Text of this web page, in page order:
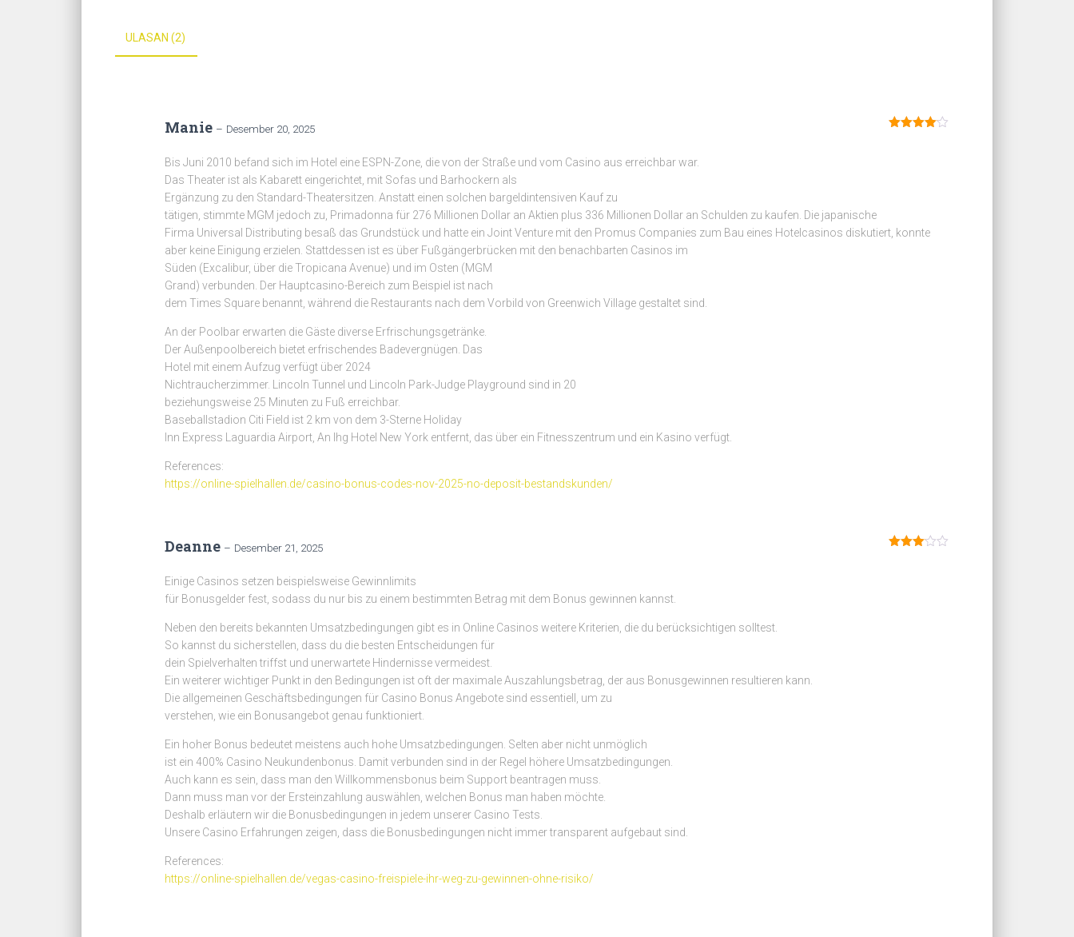
ULASAN (2)
Manie – Desember 20, 2025
Bis Juni 2010 befand sich im Hotel eine ESPN-Zone, die von der Straße und vom Casino aus erreichbar war.
Das Theater ist als Kabarett eingerichtet, mit Sofas und Barhockern als
Ergänzung zu den Standard-Theatersitzen. Anstatt einen solchen bargeldintensiven Kauf zu
tätigen, stimmte MGM jedoch zu, Primadonna für 276 Millionen Dollar an Aktien plus 336 Millionen Dollar an Schulden zu kaufen. Die japanische
Firma Universal Distributing besaß das Grundstück und hatte ein Joint Venture mit den Promus Companies zum Bau eines Hotelcasinos diskutiert, konnte
aber keine Einigung erzielen. Stattdessen ist es über Fußgängerbrücken mit den benachbarten Casinos im
Süden (Excalibur, über die Tropicana Avenue) und im Osten (MGM
Grand) verbunden. Der Hauptcasino-Bereich zum Beispiel ist nach
dem Times Square benannt, während die Restaurants nach dem Vorbild von Greenwich Village gestaltet sind.
An der Poolbar erwarten die Gäste diverse Erfrischungsgetränke.
Der Außenpoolbereich bietet erfrischendes Badevergnügen. Das
Hotel mit einem Aufzug verfügt über 2024
Nichtraucherzimmer. Lincoln Tunnel und Lincoln Park-Judge Playground sind in 20
beziehungsweise 25 Minuten zu Fuß erreichbar.
Baseballstadion Citi Field ist 2 km von dem 3-Sterne Holiday
Inn Express Laguardia Airport, An Ihg Hotel New York entfernt, das über ein Fitnesszentrum und ein Kasino verfügt.
References:
https://online-spielhallen.de/casino-bonus-codes-nov-2025-no-deposit-bestandskunden/
Deanne – Desember 21, 2025
Einige Casinos setzen beispielsweise Gewinnlimits
für Bonusgelder fest, sodass du nur bis zu einem bestimmten Betrag mit dem Bonus gewinnen kannst.
Neben den bereits bekannten Umsatzbedingungen gibt es in Online Casinos weitere Kriterien, die du berücksichtigen solltest.
So kannst du sicherstellen, dass du die besten Entscheidungen für
dein Spielverhalten triffst und unerwartete Hindernisse vermeidest.
Ein weiterer wichtiger Punkt in den Bedingungen ist oft der maximale Auszahlungsbetrag, der aus Bonusgewinnen resultieren kann.
Die allgemeinen Geschäftsbedingungen für Casino Bonus Angebote sind essentiell, um zu
verstehen, wie ein Bonusangebot genau funktioniert.
Ein hoher Bonus bedeutet meistens auch hohe Umsatzbedingungen. Selten aber nicht unmöglich
ist ein 400% Casino Neukundenbonus. Damit verbunden sind in der Regel höhere Umsatzbedingungen.
Auch kann es sein, dass man den Willkommensbonus beim Support beantragen muss.
Dann muss man vor der Ersteinzahlung auswählen, welchen Bonus man haben möchte.
Deshalb erläutern wir die Bonusbedingungen in jedem unserer Casino Tests.
Unsere Casino Erfahrungen zeigen, dass die Bonusbedingungen nicht immer transparent aufgebaut sind.
References:
https://online-spielhallen.de/vegas-casino-freispiele-ihr-weg-zu-gewinnen-ohne-risiko/